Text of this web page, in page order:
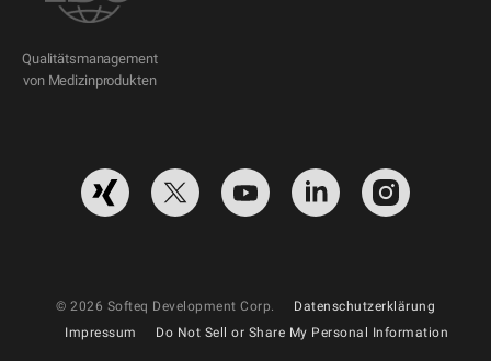
Qualitätsmanagement
von Medizinprodukten
© 2026 Softeq Development Corp.
Datenschutzerklärung
Impressum
Do Not Sell or Share My Personal Information